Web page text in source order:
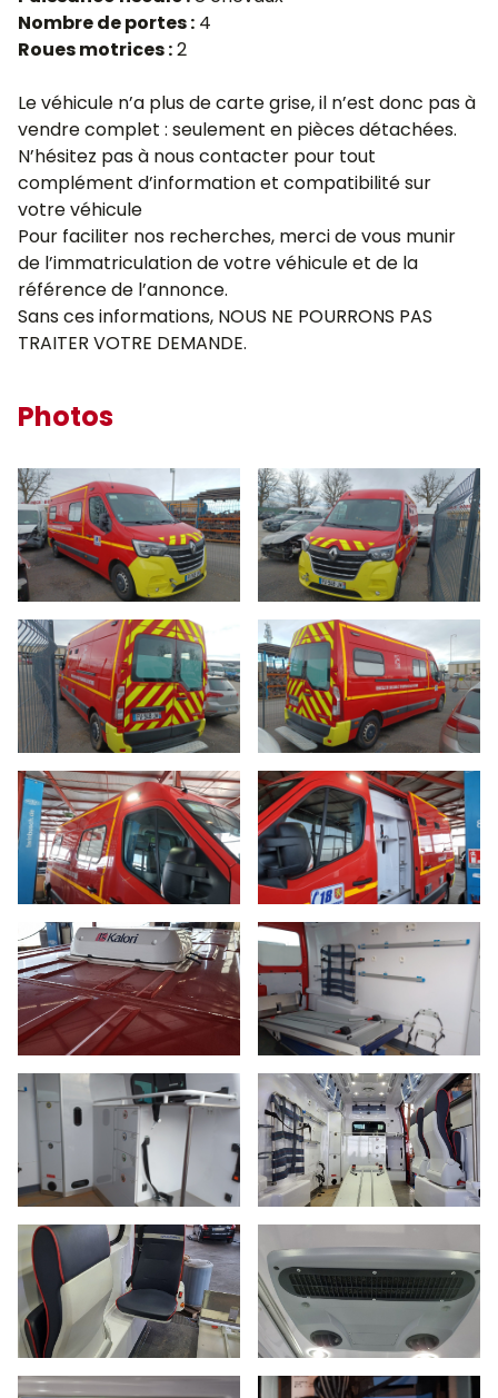
Nombre de portes : 4
Roues motrices :2
Le véhicule n’a plus de carte grise, il n’est donc pas à
vendre complet : seulement en pièces détachées.
N’hésitez pas à nous contacter pour tout
complément d’information et compatibilité sur
votre véhicule
Pour faciliter nos recherches, merci de vous munir
de l’immatriculation de votre véhicule et de la
référence de l’annonce.
Sans ces informations, NOUS NE POURRONS PAS
TRAITER VOTRE DEMANDE.
Photos